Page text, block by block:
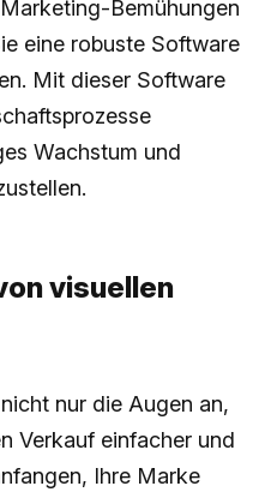
Bemühungen
eine robuste Software
Mit dieser Software
Wachstum und
visuellen
nur die Augen an,
Verkauf einfacher und
Ihre Marke